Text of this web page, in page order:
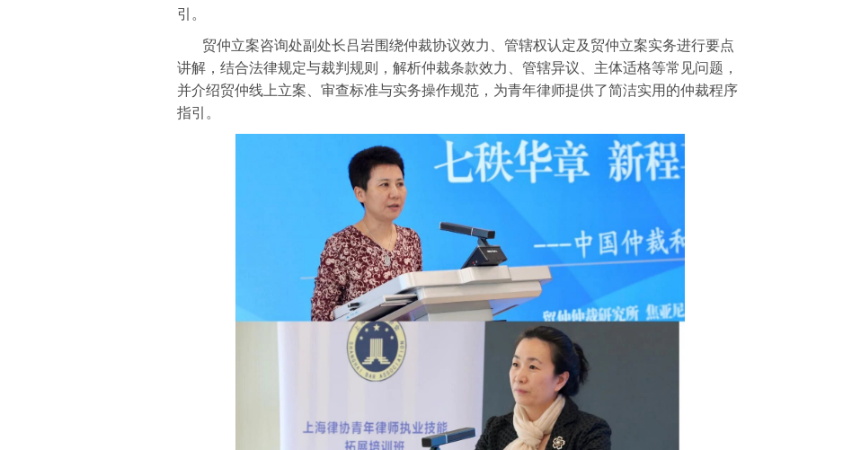
引。
贸仲立案咨询处副处长吕岩围绕仲裁协议效力、管辖权认定及贸仲立案实务进行要点
讲解，结合法律规定与裁判规则，解析仲裁条款效力、管辖异议、主体适格等常见问题，
并介绍贸仲线上立案、审查标准与实务操作规范，为青年律师提供了简洁实用的仲裁程序
指引。